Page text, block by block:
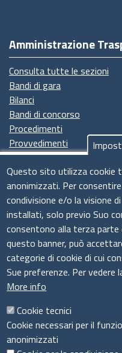
Amministrazione
Consulta tutte le sezioni
Bandi di gara
Bilanci
Bandi di concorso
Procedimenti
Provvedimenti
Seguici su
Il sistema camerale
Questo sito utilizza cookie
anonimizzati. Per
condivisione e/o la visione
installati, solo previo Suo
consentono alla terza
questo banner, può
categorie di cookie di cui
Sue preferenze. Per vedere
More info
Cookie tecnici
Cookie necessari per il
anonimizzati